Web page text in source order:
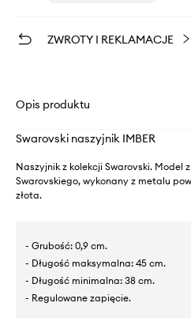
ZWROTY I REKLAMACJE
Opis produktu
Swarovski naszyjnik IMBER
Naszyjnik z kolekcji Swarovski. Model
Swarovskiego, wykonany z metalu
złota.
- Grubość: 0,9 cm.
- Długość maksymalna: 45 cm.
- Długość minimalna: 38 cm.
- Regulowane zapięcie.